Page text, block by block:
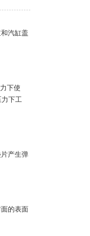
汽缸盖
下使
力下工
产生弹
的表面